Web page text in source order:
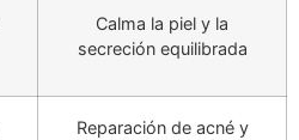
Calma la piel y la
secreción equilibrada
Reparación de acné y